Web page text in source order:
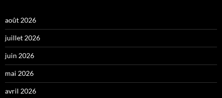
août 2026
juillet 2026
juin 2026
mai 2026
avril 2026